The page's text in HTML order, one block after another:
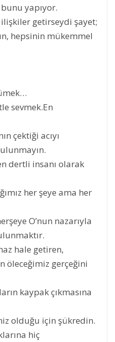
yapıyor.
getirseydi şayet;
hepsinin mükemmel
sevmek.En
çektiği acıyı
dertli insanı olarak
her şeye ama her
O’nun nazarıyla
hale getiren,
öleceğimiz gerçeğini
kaypak çıkmasına
olduğu için şükredin.
hiç